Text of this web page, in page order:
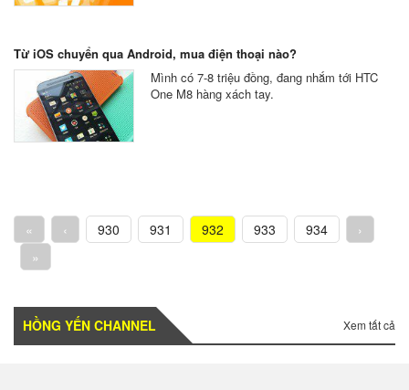
Từ iOS chuyển qua Android, mua điện thoại nào?
Mình có 7-8 triệu đồng, đang nhắm tới HTC
One M8 hàng xách tay.
« ‹ 930 931 932 933 934
›
»
HỒNG YẾN CHANNEL Xem tất cả